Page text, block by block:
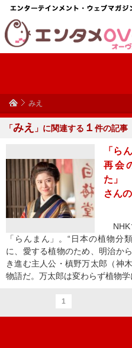
みえ
「みえ 」に関連する １ 件の記事
「ら
再会
た」
さん
NHK
「らんまん」。“日本の植物分
に、愛する植物のため、明治か
き進む主人公・槙野万太郎（神
物語だ。万太郎は変わらず植物学
1